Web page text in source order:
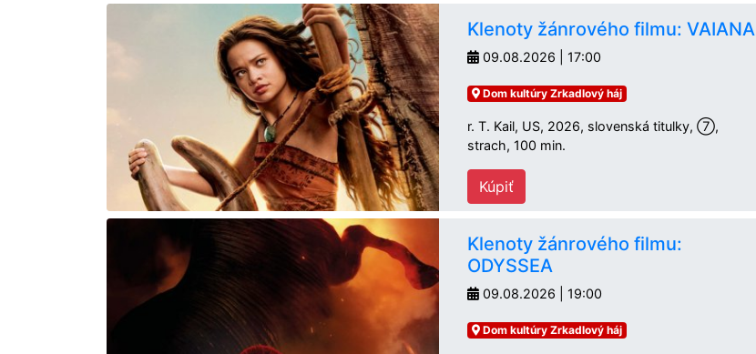
Klenoty žánrového filmu: VAIANA
09.08.2026 | 17:00
Dom kultúry Zrkadlový háj
r. T. Kail, US, 2026, slovenská titulky, ⑦,
strach, 100 min.
Kúpiť
Klenoty žánrového filmu:
ODYSSEA
09.08.2026 | 19:00
Dom kultúry Zrkadlový háj